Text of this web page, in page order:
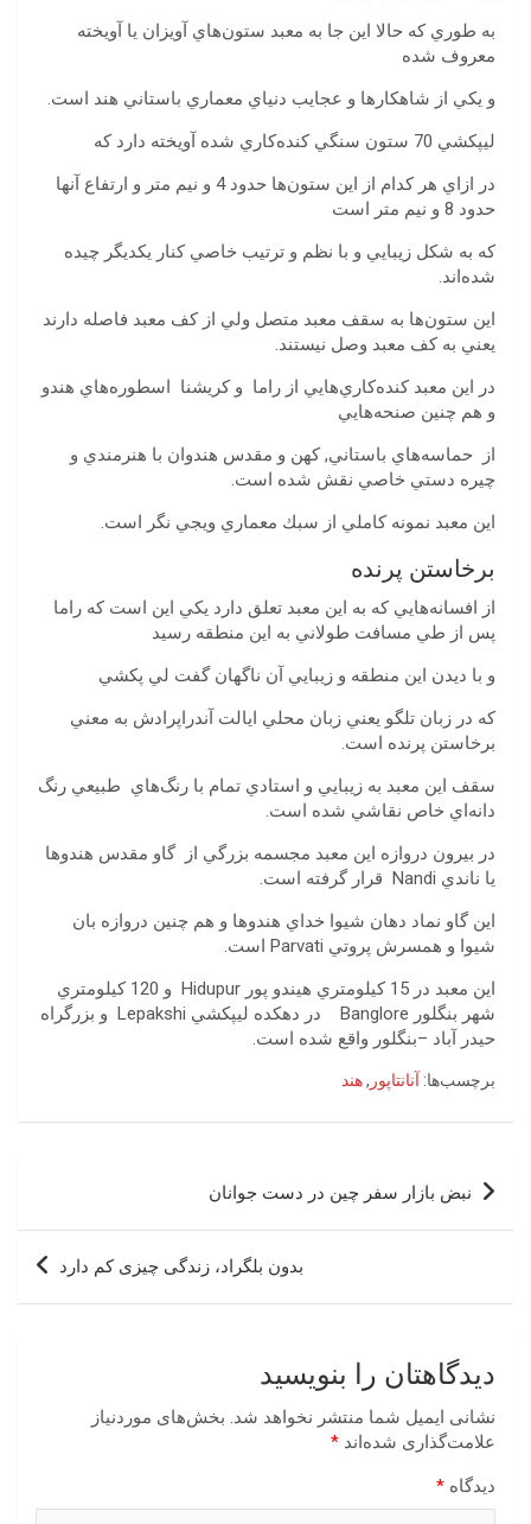
به طوري كه حالا اين جا به معبد ستون‌هاي آويزان يا آويخته
معروف شده
و يكي از شاهكارها و عجايب دنياي معماري باستاني هند است.
ليپكشي 70 ستون سنگي كنده‌كاري شده آويخته دارد كه
در ازاي هر كدام از اين ستون‌ها حدود 4 و نيم متر و ارتفاع آنها
حدود 8 و نيم متر است
كه به شكل زيبايي و با نظم و ترتيب خاصي كنار يكديگر چيده
شده‌اند.
اين ستون‌ها به سقف معبد متصل ولي از كف معبد فاصله دارند
يعني به كف معبد وصل نيستند.
در اين معبد كنده‌كاري‌هايي از راما و كريشنا اسطوره‌هاي هندو
و هم چنين صنحه‌هايي
از حماسه‌هاي باستاني, كهن و مقدس هندوان با هنرمندي و
چيره دستي خاصي نقش شده است.
اين معبد نمونه كاملي از سبك معماري ويجي نگر است.
برخاستن پرنده
از افسانه‌هايي كه به اين معبد تعلق دارد يكي اين است كه راما
پس از طي مسافت طولاني به اين منطقه رسيد
و با ديدن اين منطقه و زيبايي آن ناگهان گفت لي پكشي
كه در زبان تلگو يعني زبان محلي ايالت آندراپرادش به معني
برخاستن پرنده است.
سقف اين معبد به زيبايي و استادي تمام با رنگ‌هاي طبيعي رنگ
دانه‌اي خاص نقاشي شده است.
در بيرون دروازه اين معبد مجسمه بزرگي از گاو مقدس هندوها
يا ناندي Nandi قرار گرفته است.
اين گاو نماد دهان شيوا خداي هندوها و هم چنين دروازه بان
شيوا و همسرش پروتي Parvati است.
اين معبد در 15 كيلومتري هيندو پور Hidupur و 120 كيلومتري
شهر بنگلور Banglore در دهكده ليپكشي Lepakshi و بزرگراه
حيدر آباد –بنگلور واقع شده است.
برچسب‌ها: آنانتاپور ,هند
راهبری
نوشته
نبض بازار سفر چین در دست جوانان
بدون بلگراد، زندگی چیزی کم دارد
دیدگاهتان را بنویسید
نشانی ایمیل شما منتشر نخواهد شد. بخش‌های موردنیاز
علامت‌گذاری شده‌اند *
دیدگاه *